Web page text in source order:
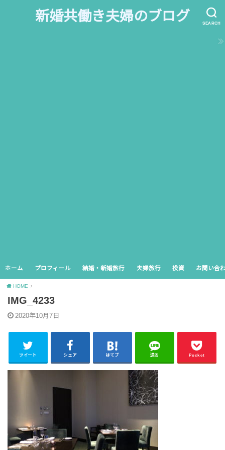
SEARCH
新婚共働き夫婦のブログ
ホーム プロフィール 結婚・新婚旅行 夫婦旅行 投資 お問い合
HOME
IMG_4233
2020年10月7日
ツイート シェア はてブ 送る Pocket